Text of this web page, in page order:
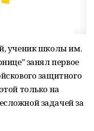
ученик школы им.
занял первое
защитного
только на
задачей за